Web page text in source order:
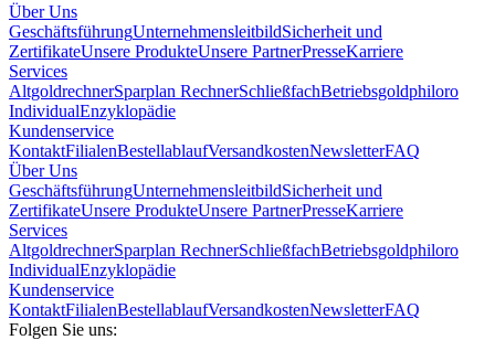
Über Uns
GeschäftsführungUnternehmensleitbildSicherheit und
ZertifikateUnsere ProdukteUnsere PartnerPresseKarriere
Services
AltgoldrechnerSparplan RechnerSchließfachBetriebsgoldphiloro
IndividualEnzyklopädie
Kundenservice
KontaktFilialenBestellablaufVersandkostenNewsletterFAQ
Über Uns
GeschäftsführungUnternehmensleitbildSicherheit und
ZertifikateUnsere ProdukteUnsere PartnerPresseKarriere
Services
AltgoldrechnerSparplan RechnerSchließfachBetriebsgoldphiloro
IndividualEnzyklopädie
Kundenservice
KontaktFilialenBestellablaufVersandkostenNewsletterFAQ
Folgen Sie uns: